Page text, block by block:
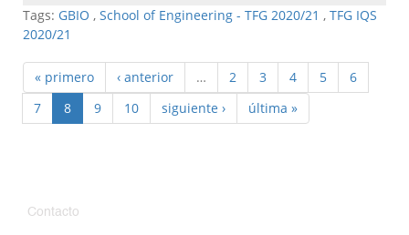
Tags: GBIO , School of Engineering - TFG 2020/21 , TFG IQS
2020/21
« primero ‹ anterior … 2 3 4 5
6
7
8 9 10 siguiente › última »
Contacto